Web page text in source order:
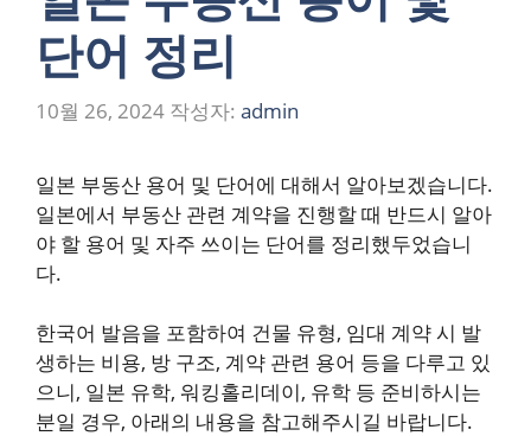
단어 정리
10월 26, 2024 작성자: admin
일본 부동산 용어 및 단어에 대해서 알아보겠습니다.
일본에서 부동산 관련 계약을 진행할 때 반드시 알아
야 할 용어 및 자주 쓰이는 단어를 정리했두었습니
다.
한국어 발음을 포함하여 건물 유형, 임대 계약 시 발
생하는 비용, 방 구조, 계약 관련 용어 등을 다루고 있
으니, 일본 유학, 워킹홀리데이, 유학 등 준비하시는
분일 경우, 아래의 내용을 참고해주시길 바랍니다.